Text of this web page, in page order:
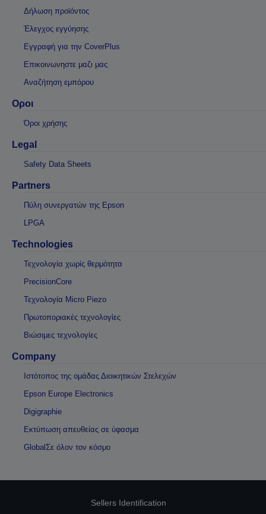
Δήλωση προϊόντος
Έλεγχος εγγύησης
Εγγραφή για την CoverPlus
Επικοινωνηστε μαζι μας
Αναζήτηση εμπόρου
Οροι
Όροι χρήσης
Legal
Safety Data Sheets
Partners
Πύλη συνεργατών της Epson
LPGA
Technologies
Τεχνολογία χωρίς θερμότητα
PrecisionCore
Τεχνολογία Micro Piezo
Πρωτοποριακές τεχνολογίες
Βιώσιμες τεχνολογίες
Company
Ιστότοπος της ομάδας Διοικητικών Στελεχών
Epson Europe Electronics
Digigraphie
Εκτύπωση απευθείας σε ύφασμα
GlobalΣε όλον τον κόσμο
Sellers Identification